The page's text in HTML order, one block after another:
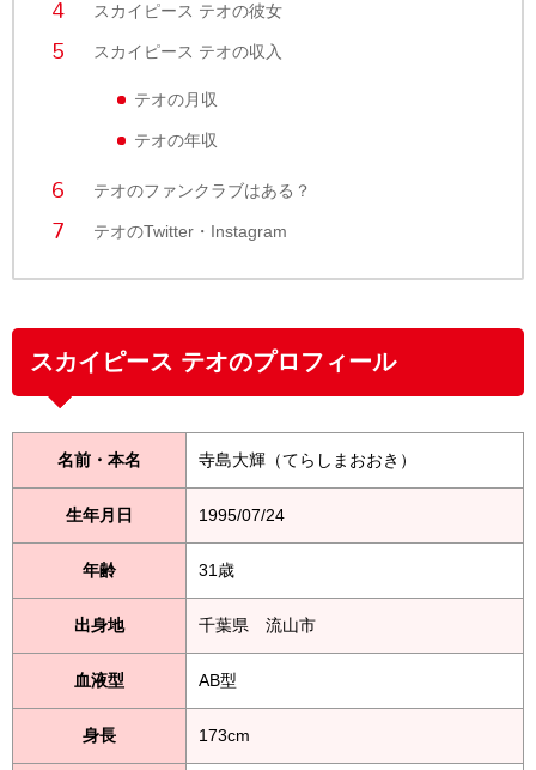
スカイピース テオの彼女
スカイピース テオの収入
テオの月収
テオの年収
テオのファンクラブはある？
テオのTwitter・Instagram
スカイピース テオのプロフィール
名前・本名 寺島大輝（てらしまおおき）
生年月日 1995/07/24
年齢 31歳
出身地 千葉県 流山市
血液型 AB型
身長 173cm